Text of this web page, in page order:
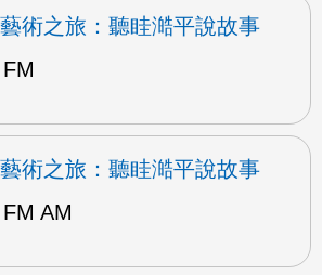
術之旅：聽眭澔平說故事
術之旅：聽眭澔平說故事
AM